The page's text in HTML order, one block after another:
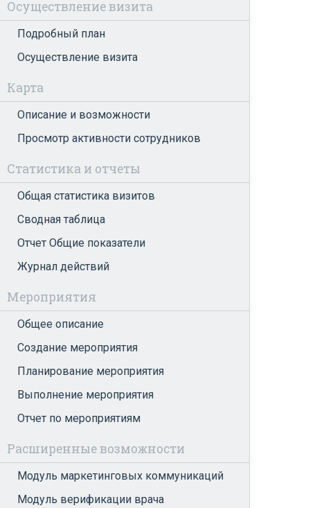
Осуществление визита
Подробный план
Осуществление визита
Карта
Описание и возможности
Просмотр активности сотрудников
Статистика и отчеты
Общая статистика визитов
Сводная таблица
Отчет Общие показатели
Журнал действий
Мероприятия
Общее описание
Создание мероприятия
Планирование мероприятия
Выполнение мероприятия
Отчет по мероприятиям
Расширенные возможности
Модуль маркетинговых коммуникаций
Модуль верификации врача